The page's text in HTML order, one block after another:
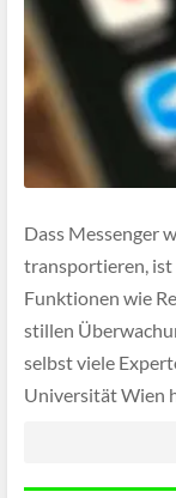
Dass Messenger
transportieren, ist
Funktionen wie
stillen
selbst viele
Universität Wien
über den